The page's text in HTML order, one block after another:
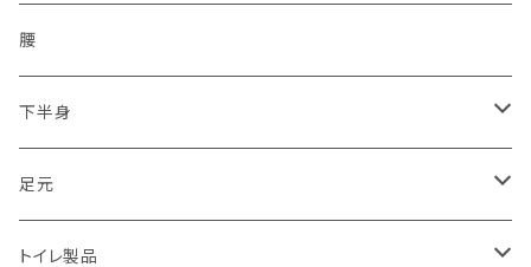
ミリタリー
無線設備
2011.03.11東北沖地震「東日本大震災」
二輪・バイク隊
トライク（3輪）・バギー・ジープ隊
ドローン隊
防犯・警戒・警防活動隊
保護
腰
下半身
ひざ
パンツ
足元
ブーツ
トイレ製品